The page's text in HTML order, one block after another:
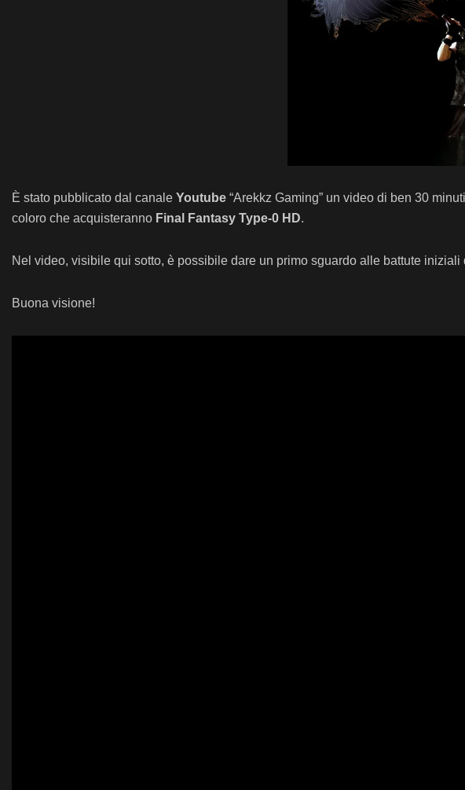
È stato pubblicato dal canale Youtube “Arekkz Gaming” un video di ben 30
coloro che acquisteranno Final Fantasy Type-0 HD.
Nel video, visibile qui sotto, è possibile dare un primo sguardo alle battute
Buona visione!